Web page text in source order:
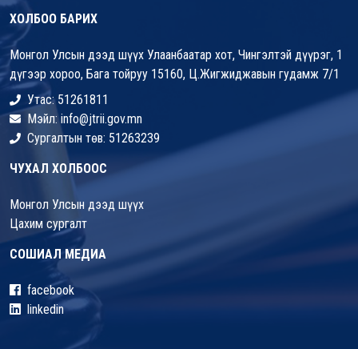
ХОЛБОО БАРИХ
Монгол Улсын дээд шүүх Улаанбаатар хот, Чингэлтэй дүүрэг, 1
дүгээр хороо, Бага тойруу 15160, Ц.Жигжиджавын гудамж 7/1
Утас: 51261811
Мэйл: info@jtrii.gov.mn
Сургалтын төв: 51263239
ЧУХАЛ ХОЛБООС
Монгол Улсын дээд шүүх
Цахим сургалт
СОШИАЛ МЕДИА
facebook
linkedin